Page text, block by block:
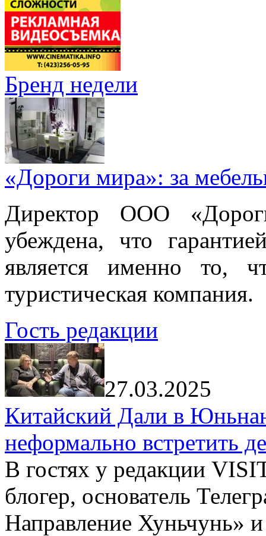
Бренд недели
«Дороги мира»: за
Директор ООО
убеждена, что
является именно то,
туристическая компания.
Гость редакции
27.03.2025
Китайский Дали в
неформально встретить
В гостях у редакции
блогер, основатель
Направление Хуньчунь»